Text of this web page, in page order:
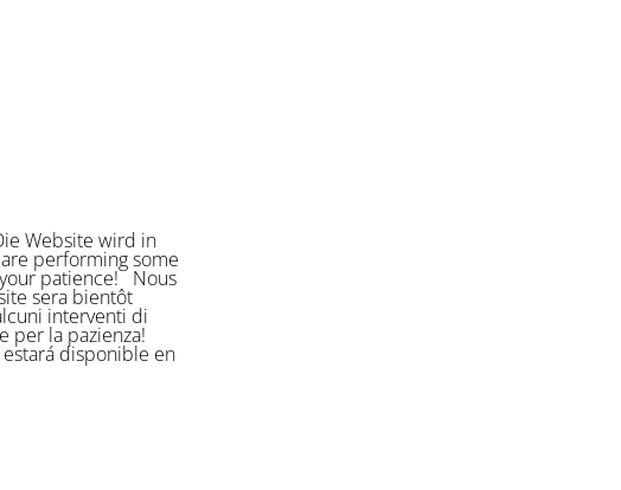
Website wird in
performing some
patience! Nous
sera bientôt
interventi di
per la pazienza!
disponible en